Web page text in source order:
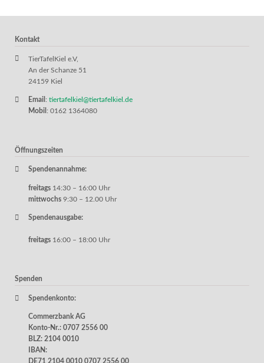
Kontakt
TierTafelKiel e.V,
An der Schanze 51
24159 Kiel
Email : tiertafelkiel@tiertafelkiel.de
Mobil : 0162 1364080
Öffnungszeiten
Spendenannahme:
freitags 14:30 – 16:00 Uhr
mittwochs 9:30 – 12.00 Uhr
Spendenausgabe:
freitags 16:00 – 18:00 Uhr
Spenden
Spendenkonto:
Commerzbank AG
Konto-Nr.: 0707 2556 00
BLZ: 2104 0010
IBAN:
DE71 2104 0010 0707 2556 00